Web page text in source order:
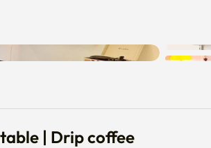
| Drip coffee
| Drip coffee